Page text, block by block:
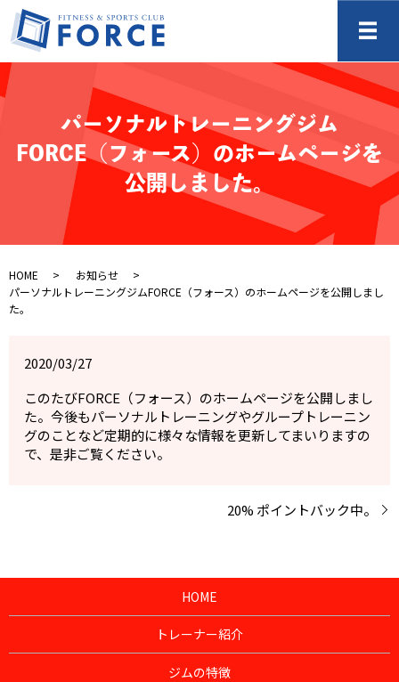
パーソナルトレーニングジム
FORCE（フォース）のホームページを
公開しました。
HOME
お知らせ
パーソナルトレーニングジムFORCE（フォース）のホームページを公開しまし
た。
2020/03/27
このたびFORCE（フォース）のホームページを公開しまし
た。今後もパーソナルトレーニングやグループトレーニン
グのことなど定期的に様々な情報を更新してまいりますの
で、是非ご覧ください。
20% ポイントバック中。
HOME
トレーナー紹介
ジムの特徴